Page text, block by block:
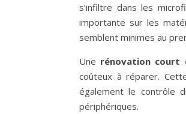
s’infiltre dans les
importante sur les
semblent minimes au
Une rénovation court
coûteux à réparer.
également le contrôle
périphériques.